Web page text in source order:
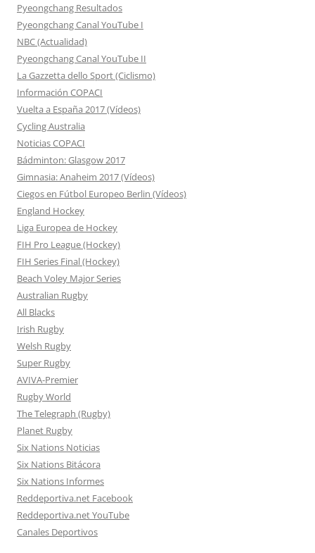
Pyeongchang Resultados
Pyeongchang Canal YouTube I
NBC (Actualidad)
Pyeongchang Canal YouTube II
La Gazzetta dello Sport (Ciclismo)
Información COPACI
Vuelta a España 2017 (Vídeos)
Cycling Australia
Noticias COPACI
Bádminton: Glasgow 2017
Gimnasia: Anaheim 2017 (Vídeos)
Ciegos en Fútbol Europeo Berlin (Vídeos)
England Hockey
Liga Europea de Hockey
FIH Pro League (Hockey)
FIH Series Final (Hockey)
Beach Voley Major Series
Australian Rugby
All Blacks
Irish Rugby
Welsh Rugby
Super Rugby
AVIVA-Premier
Rugby World
The Telegraph (Rugby)
Planet Rugby
Six Nations Noticias
Six Nations Bitácora
Six Nations Informes
Reddeportiva.net Facebook
Reddeportiva.net YouTube
Canales Deportivos